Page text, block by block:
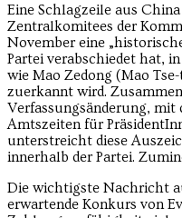
Eine Schlagzeile aus
Zentralkomitees der
November eine
Partei verabschiedet hat,
wie Mao Zedong (Mao
zuerkannt wird.
Verfassungsänderung, mit
Amtszeiten für
unterstreicht diese
innerhalb der Partei.
Die wichtigste Nachricht
erwartende Konkurs von